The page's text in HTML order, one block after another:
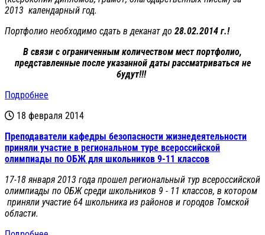
2013 календарный год.
Портфолио необходимо сдать в деканат до 28.02.2014 г.!
В связи с ограниченным количеством мест портфолио,
представленные после указанной даты рассматриваться не
будут!!!
Подробнее
18 февраля 2014
Преподаватели кафедры безопасности жизнедеятельности
приняли участие в региональном туре всероссийской
олимпиады по ОБЖ для школьников 9-11 классов
17-18 января 2013 года прошел региональный тур всероссийской
олимпиады по ОБЖ среди школьников 9 - 11 классов, в котором
приняли участие 64 школьника из районов и городов Томской
области.